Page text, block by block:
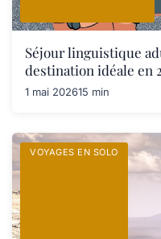
Séjour linguistique
destination idéale en
1 mai 202615 min
VOYAGES EN SOLO